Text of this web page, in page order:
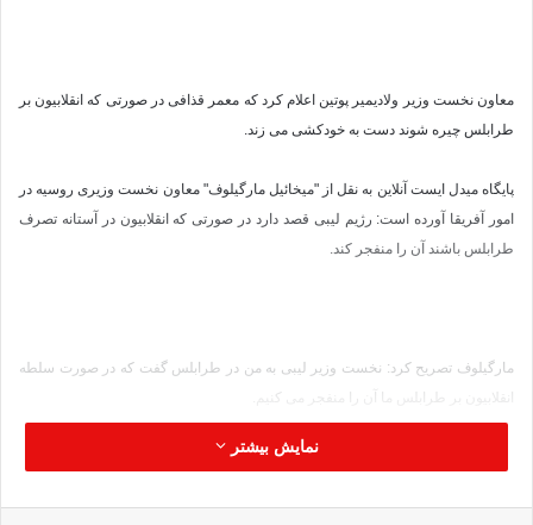
معاون نخست وزیر ولادیمیر پوتین اعلام کرد که معمر قذافی در صورتی که انقلابیون بر
طرابلس چیره شوند دست به خودکشی می زند.
پایگاه میدل ایست آنلاین به نقل از "میخائیل مارگیلوف" معاون نخست وزیری روسیه در
امور آفریقا آورده است: رژیم لیبی قصد دارد در صورتی که انقلابیون در آستانه تصرف
طرابلس باشند آن را منفجر کند.
مارگیلوف تصریح کرد: نخست وزیر لیبی به من در طرابلس گفت که در صورت سلطه
انقلابیون بر طرابلس ما آن را منفجر می کنیم.
نمایش بیشتر